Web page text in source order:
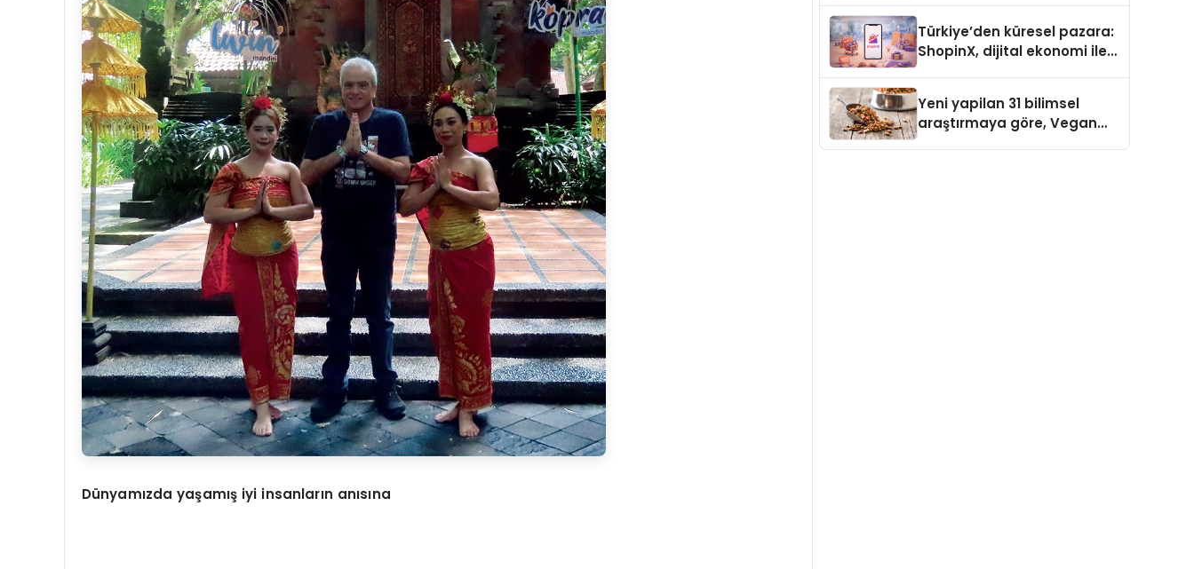
Dünyamızda yaşamış iyi insanların anısına
Türkiye’den küresel pazara:
ShopinX, dijital ekonomi ile
Yeni yapilan 31 bilimsel
araştırmaya göre, Vegan